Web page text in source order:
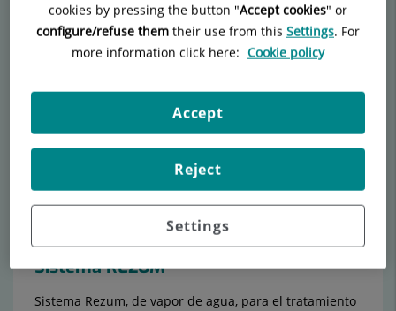
Sistema REZUM
Sistema Rezum, de vapor de agua, para el tratamiento
cookies by pressing the button "Accept cookies" or
configure/refuse them their use from this Settings. For
more information click here: Cookie policy
Settings
Reject
Accept